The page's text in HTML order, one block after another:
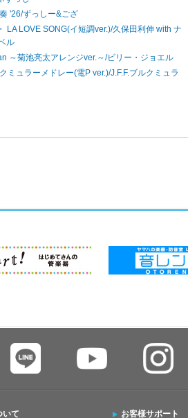
'26/ずっしー&ござ
LA LOVE SONG(イ短調ver.)/久保田利伸 with ナ
ル
～菊池亮太アレンジver.～/ビリー・ジョエル
ミュラーメドレー(電P ver.)/J.F.F.ブルクミュラ
いて お客様サポート